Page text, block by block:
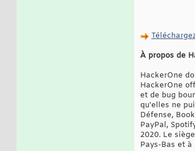
À propos de
HackerOne
HackerOne
et de bug
qu'elles ne
Défense,
PayPal,
2020. Le
Pays-Bas et à